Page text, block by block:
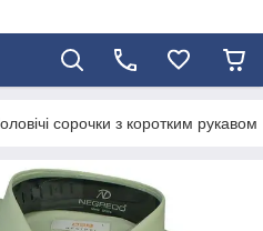
сорочки з коротким рукавом